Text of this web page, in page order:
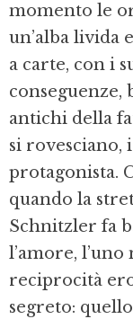
momento le
un’alba livida
a carte, con i
conseguenze,
antichi della
si
protagonista.
quando la
Schnitzler fa
l’amore,
reciprocità
segreto: